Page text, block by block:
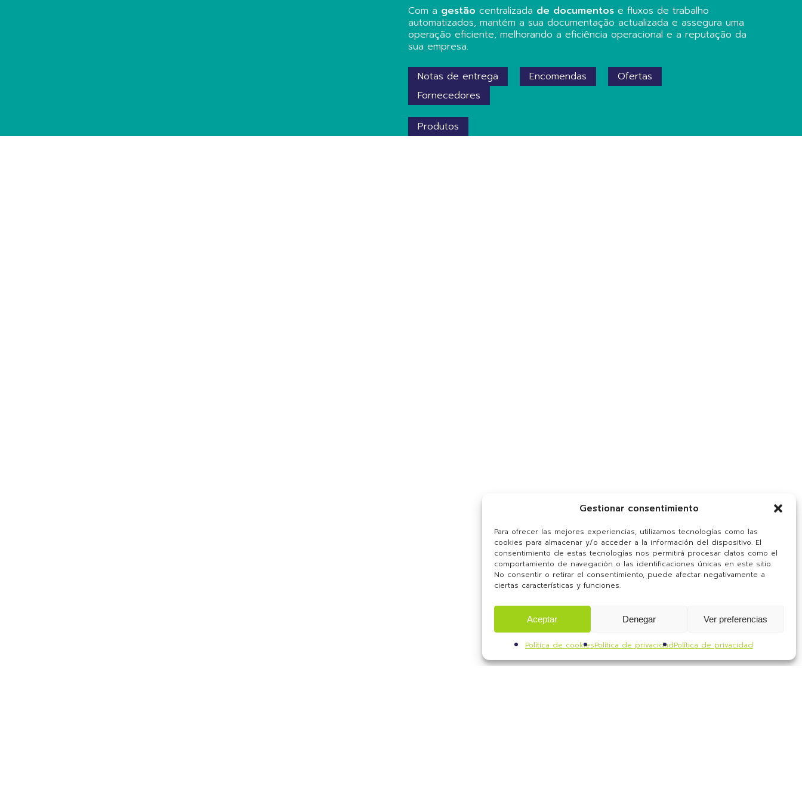
Gestionar consentimiento
Para ofrecer las mejores experiencias, utilizamos tecnologías como las
cookies para almacenar y/o acceder a la información del dispositivo. El
consentimiento de estas tecnologías nos permitirá procesar datos como el
comportamiento de navegación o las identificaciones únicas en este sitio.
No consentir o retirar el consentimiento, puede afectar negativamente a
ciertas características y funciones.
Aceptar Denegar Ver preferencias
Política de cookiesPolítica de privacidadPolítica de privacidad
Com a gestão centralizada de documentose fluxos de trabalho
automatizados, mantém a sua documentação actualizada e assegura uma
operação eficiente, melhorando a eficiência operacional e a reputação da
sua empresa.
Notas de entrega Encomendas
Ofertas
Fornecedores
Produtos